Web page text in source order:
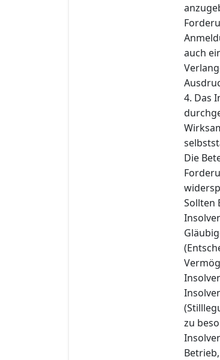
auch
4. Das
Die
Sollten
zu